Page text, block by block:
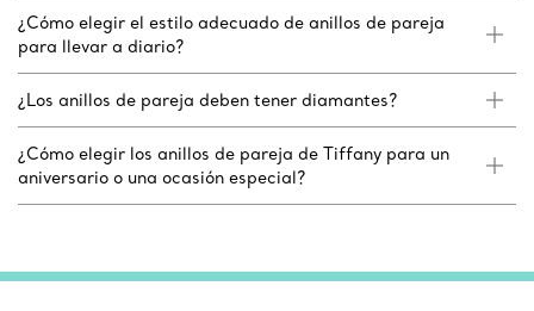
¿Cómo elegir el estilo adecuado de anillos de pareja
para llevar a diario?
¿Los anillos de pareja deben tener diamantes?
¿Cómo elegir los anillos de pareja de Tiffany para un
aniversario o una ocasión especial?